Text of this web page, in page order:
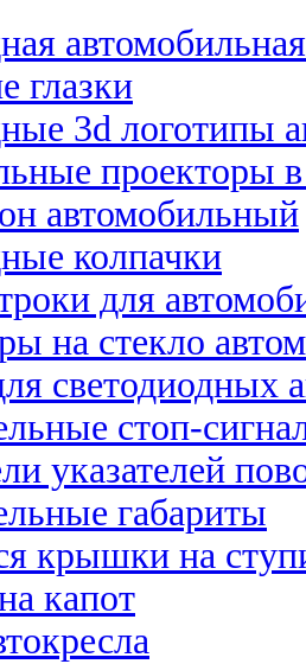
глазки
3d логотипы
проекторы
автомобильный
колпачки
для
на стекло
светодиодных
стоп-
указателей
габариты
крышки на
капот